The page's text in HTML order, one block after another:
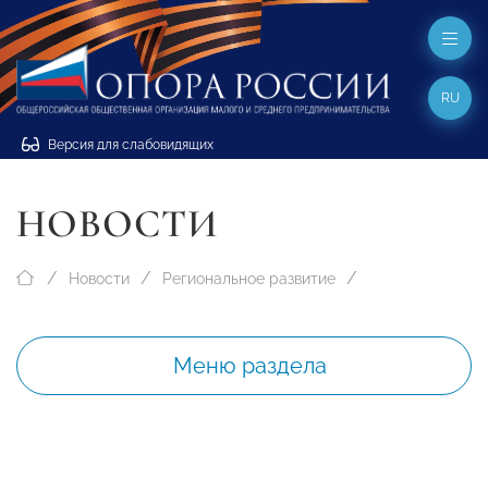
Версия для слабовидящих
RU
НОВОСТИ
Новости Региональное развитие
Меню раздела